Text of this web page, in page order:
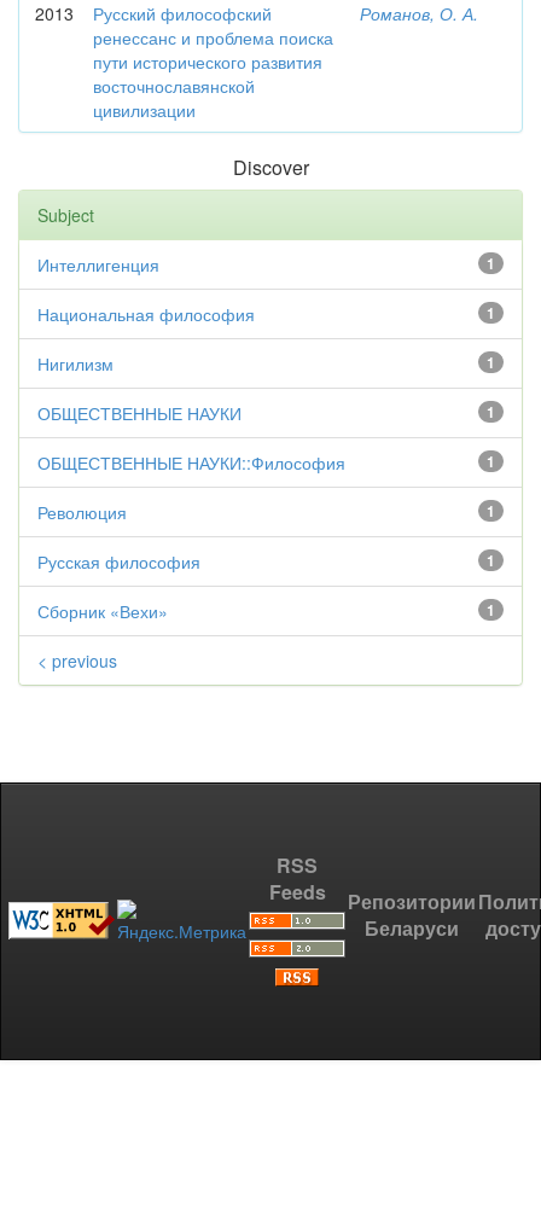
2013
Русский философский
ренессанс и проблема поиска
пути исторического развития
восточнославянской
цивилизации
Романов, О. А.
Discover
Subject
1
Интеллигенция
1
Национальная философия
1
Нигилизм
1
ОБЩЕСТВЕННЫЕ НАУКИ
1
ОБЩЕСТВЕННЫЕ НАУКИ::Философия
1
Революция
1
Русская философия
1
Сборник «Вехи»
< previous
RSS
Feeds
Репозитории
Беларуси